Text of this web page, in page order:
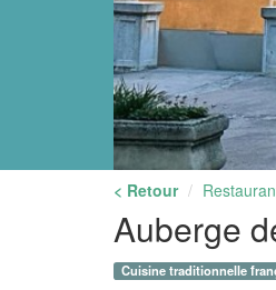
< Retour
Auberge
Cuisine traditionnelle